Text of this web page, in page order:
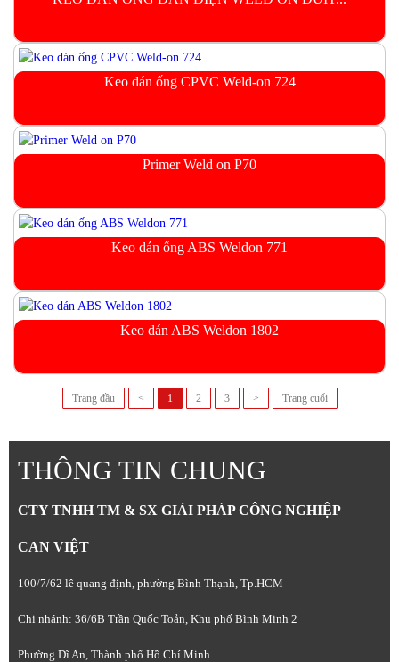
Keo dán ống CPVC Weld-on 724
Primer Weld on P70
Keo dán ống ABS Weldon 771
Keo dán ABS Weldon 1802
Trang đầu < 1 2 3 > Trang cuối
THÔNG TIN CHUNG
CTY TNHH TM & SX GIẢI PHÁP CÔNG NGHIỆP
CAN VIỆT
100/7/62 lê quang định, phường Bình Thạnh, Tp.HCM
Chi nhánh: 36/6B Trần Quốc Toản, Khu phố Bình Minh 2
Phường Dĩ An, Thành phố Hồ Chí Minh